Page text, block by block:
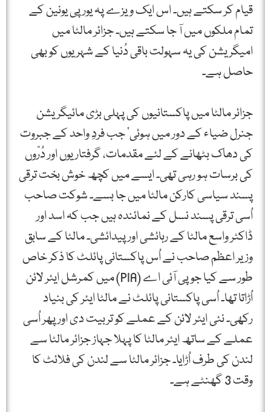
قیام کر سکتے ہیں۔ اس ایک ویزے پہ یورپی یونین کے
تمام ملکوں میں آ جا سکتے ہیں۔ جزائر مالٹا میں
امیگریشن کی یہ سہولت باقی دُنیا کے شہریوں کو بھی
حاصل ہے۔
جزائر مالٹا میں پاکستانیوں کی پہلی بڑی مائیگریشن
جنرل ضیاء کے دور میں ہوئی‘ جب فردِ واحد کے جبروت
کی دھاک بٹھانے کے لئے مقدمات، گرفتاریوں اور دُرّوں
کی برسات ہو رہی تھی۔ ایسے میں کچھ خوش بخت ترقی
پسند سیاسی کارکن مالٹا میں جا بسے۔ شوکت صاحب
اُسی ترقی پسند نسل کے نمائندہ ہیں جب کہ اسد اور
ڈاکٹر واسع مالٹا کے رہائشی اور پیدائشی۔ مالٹا کے سابق
وزیر اعظم صاحب نے اُس پاکستانی پائلٹ کا ذکر خاص
طور سے کیا جو پی آئی اے (PIA) میں کمرشل ایئر لائن
اُڑاتا تھا۔ اُسی پاکستانی پائلٹ نے مالٹا ایئر کی بنیاد
رکھی۔ نئی ایئر لائن کے عملے کو تربیت دی اور پھر اُسی
عملے کے ساتھ ایئر مالٹا کا پہلا جہاز جزائر مالٹا سے
لندن کی طرف اُڑایا۔ جزائر مالٹا سے لندن کی فلائٹ کا
وقت 3 گھنٹے ہے۔